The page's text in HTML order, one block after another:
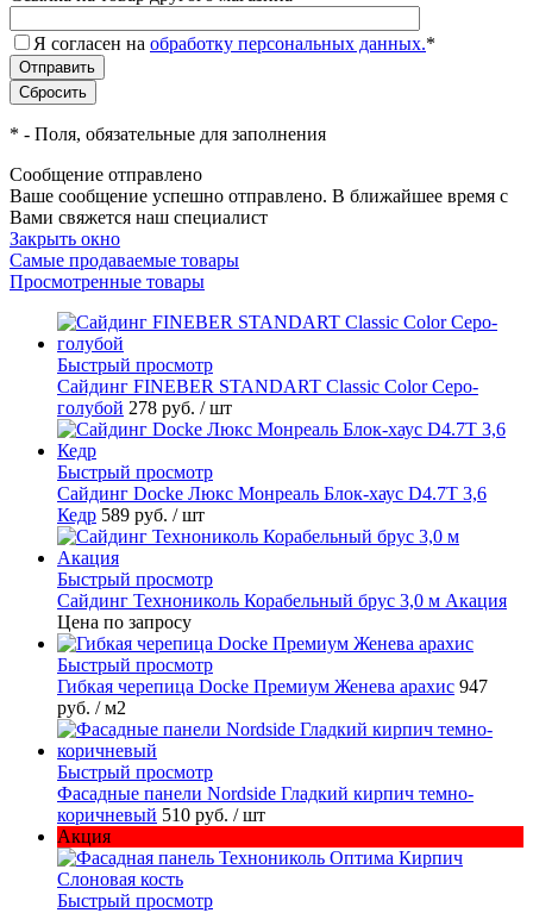
Я согласен на обработку персональных данных.*
* - Поля, обязательные для заполнения
Сообщение отправлено
Ваше сообщение успешно отправлено. В ближайшее время с
Вами свяжется наш специалист
Закрыть окно
Самые продаваемые товары
Просмотренные товары
Быстрый просмотр
Cайдинг FINEBER STANDART Classic Color Серо-
голубой 278 руб. / шт
Быстрый просмотр
Сайдинг Docke Люкс Монреаль Блок-хаус D4.7T 3,6
Кедр 589 руб. / шт
Быстрый просмотр
Сайдинг Технониколь Корабельный брус 3,0 м Акация
Цена по запросу
Быстрый просмотр
Гибкая черепица Docke Премиум Женева арахис 947
руб. / м2
Быстрый просмотр
Фасадные панели Nordside Гладкий кирпич темно-
коричневый 510 руб. / шт
Акция
Быстрый просмотр